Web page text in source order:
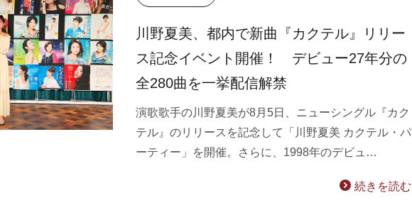
川野夏美、都内で新曲『カクテル』リリー
ス記念イベント開催！ デビュー27年分の
全280曲を一挙配信解禁
演歌歌手の川野夏美が8月5日、ニューシングル『カク
テル』のリリースを記念して「川野夏美 カクテル・パ
ーティー」を開催。さらに、1998年のデビュ…
続きを読む